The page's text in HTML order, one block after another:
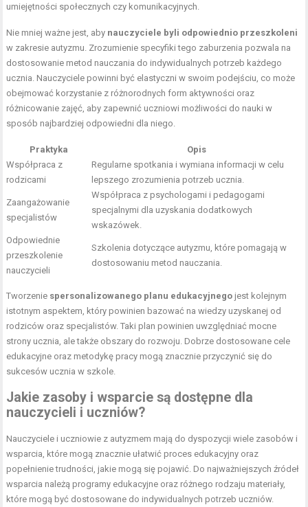
umiejętności społecznych czy komunikacyjnych.
Nie mniej ważne jest, aby nauczyciele byli odpowiednio przeszkoleni
w zakresie autyzmu. Zrozumienie specyfiki tego zaburzenia pozwala na
dostosowanie metod nauczania do indywidualnych potrzeb każdego
ucznia. Nauczyciele powinni być elastyczni w swoim podejściu, co może
obejmować korzystanie z różnorodnych form aktywności oraz
różnicowanie zajęć, aby zapewnić uczniowi możliwości do nauki w
sposób najbardziej odpowiedni dla niego.
Praktyka
Opis
Współpraca z
rodzicami
Regularne spotkania i wymiana informacji w celu
lepszego zrozumienia potrzeb ucznia.
Zaangażowanie
specjalistów
Współpraca z psychologami i pedagogami
specjalnymi dla uzyskania dodatkowych
wskazówek.
Odpowiednie
przeszkolenie
nauczycieli
Szkolenia dotyczące autyzmu, które pomagają w
dostosowaniu metod nauczania.
Tworzenie spersonalizowanego planu edukacyjnego jest kolejnym
istotnym aspektem, który powinien bazować na wiedzy uzyskanej od
rodziców oraz specjalistów. Taki plan powinien uwzględniać mocne
strony ucznia, ale także obszary do rozwoju. Dobrze dostosowane cele
edukacyjne oraz metodykę pracy mogą znacznie przyczynić się do
sukcesów ucznia w szkole.
Jakie zasoby i wsparcie są dostępne dla
nauczycieli i uczniów?
Nauczyciele i uczniowie z autyzmem mają do dyspozycji wiele zasobów i
wsparcia, które mogą znacznie ułatwić proces edukacyjny oraz
popełnienie trudności, jakie mogą się pojawić. Do najważniejszych źródeł
wsparcia należą programy edukacyjne oraz różnego rodzaju materiały,
które mogą być dostosowane do indywidualnych potrzeb uczniów.